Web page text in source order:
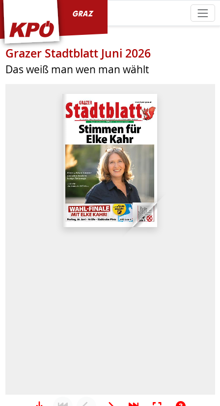
Grazer Stadtblatt Juni 2026
Das weiß man wen man wählt